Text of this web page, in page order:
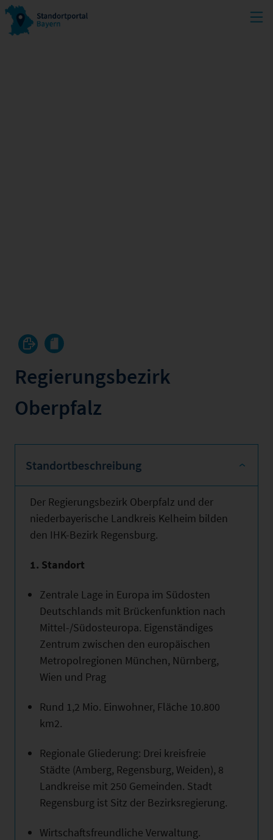
Regierungsbezirk
Oberpfalz
Standortbeschreibung
Der Regierungsbezirk Oberpfalz und der
niederbayerische Landkreis Kelheim bilden
den IHK-Bezirk Regensburg.
1. Standort
Zentrale Lage in Europa im Südosten
Deutschlands mit Brückenfunktion nach
Mittel-/Südosteuropa. Eigenständiges
Zentrum zwischen den europäischen
Metropolregionen München, Nürnberg,
Wien und Prag
Rund 1,2 Mio. Einwohner, Fläche 10.800
km2.
Regionale Gliederung: Drei kreisfreie
Städte (Amberg, Regensburg, Weiden), 8
Landkreise mit 250 Gemeinden. Stadt
Regensburg ist Sitz der Bezirksregierung.
Wirtschaftsfreundliche Verwaltung.